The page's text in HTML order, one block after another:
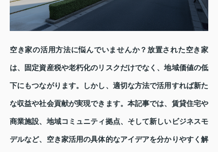
空き家の活用方法に悩んでいませんか？放置された空き家
は、固定資産税や老朽化のリスクだけでなく、地域価値の低
下にもつながります。しかし、適切な方法で活用すれば新た
な収益や社会貢献が実現できます。本記事では、賃貸住宅や
商業施設、地域コミュニティ拠点、そして新しいビジネスモ
デルなど、空き家活用の具体的なアイデアを分かりやすく解